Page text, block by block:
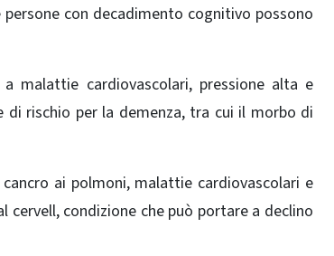
con decadimento cognitivo possono
malattie cardiovascolari, pressione alta e
rischio per la demenza, tra cui il morbo di
ai polmoni, malattie cardiovascolari e
cervell, condizione che può portare a declino